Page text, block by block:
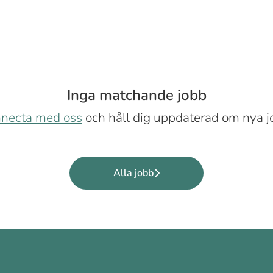
Inga matchande jobb
med oss och håll dig uppdaterad om nya
Alla jobb